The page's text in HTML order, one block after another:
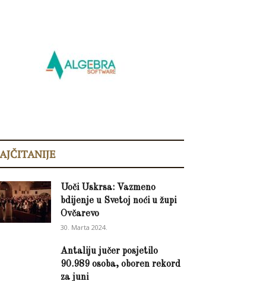
Uoči Uskrsa: Vazmeno
bdijenje u Svetoj noći u župi
Ovčarevo
30. Marta 2024.
Antaliju jučer posjetilo
90.989 osoba, oboren rekord
za juni